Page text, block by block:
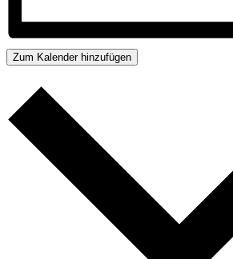
Zum Kalender hinzufügen